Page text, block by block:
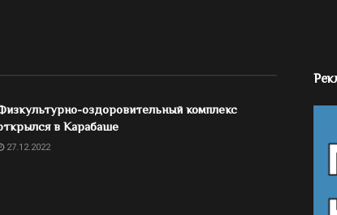
оздоровительный комплекс
в Карабаше
27.12.2022